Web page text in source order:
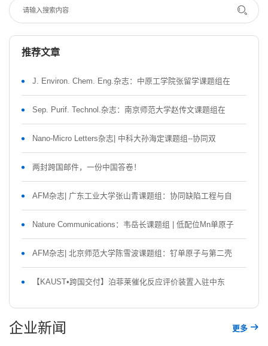
推荐文章
J. Environ. Chem. Eng.杂志：中原工学院张留学课题组在
Sep. Purif. Technol.杂志：南京师范大学赵传文课题组在
Nano-Micro Letters杂志| 中科大孙海定课题组--协同双
两封跨国邮件，一份中国答卷！
AFM杂志| 广东工业大学张山青课题组：协同缺陷工程与自
Nature Communications：韦岳长课题组 | 低配位Mn单原子
AFM杂志| 北京师范大学陈雪波课题组：钌单原子与第二壳
【KAUST•跨国交付】泊菲莱催化反应评价装置入驻中东
企业新闻 更多